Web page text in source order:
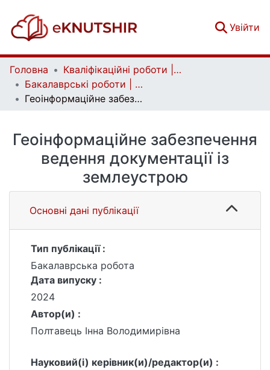
Увійти
Головна
Кваліфікаційні роботи | Qualifying works
Бакалаврські роботи | Bachelor theses
Геоінформаційне забезпечення ведення документації із землеустрою
Геоінформаційне забезпечення
ведення документації із
землеустрою
Основні дані публікації
Тип публікації :
Бакалаврська робота
Дата випуску :
2024
Автор(и) :
Полтавець Інна Володимирівна
Науковий(і) керівник(и)/редактор(и) :